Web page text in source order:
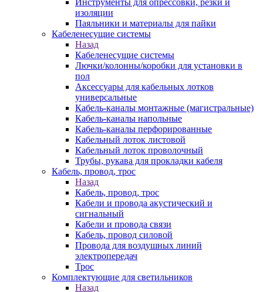
Инструменты для опрессовки, резки и
изоляции
Паяльники и материалы для пайки
Кабеленесущие системы
Назад
Кабеленесущие системы
Лючки/колонны/коробки для установки в
пол
Аксессуары для кабельных лотков
универсальные
Кабель-каналы монтажные (магистральные)
Кабель-каналы напольные
Кабель-каналы перфорированные
Кабельный лоток листовой
Кабельный лоток проволочный
Трубы, рукава для прокладки кабеля
Кабель, провод, трос
Назад
Кабель, провод, трос
Кабели и провода акустический и
сигнальный
Кабели и провода связи
Кабель, провод силовой
Провода для воздушных линий
электропередач
Трос
Комплектующие для светильников
Назад